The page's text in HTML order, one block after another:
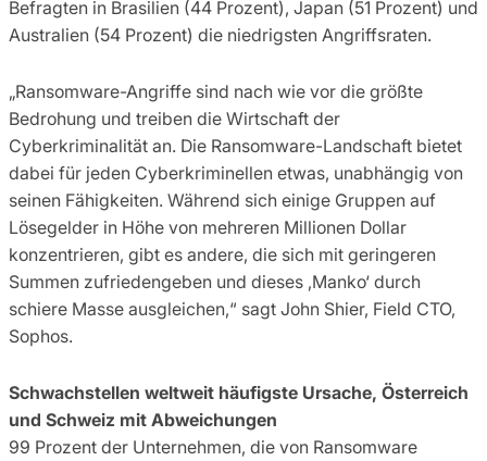
Befragten in Brasilien (44 Prozent), Japan (51 Prozent) und
Australien (54 Prozent) die niedrigsten Angriffsraten.
„Ransomware-Angriffe sind nach wie vor die größte
Bedrohung und treiben die Wirtschaft der
Cyberkriminalität an. Die Ransomware-Landschaft bietet
dabei für jeden Cyberkriminellen etwas, unabhängig von
seinen Fähigkeiten. Während sich einige Gruppen auf
Lösegelder in Höhe von mehreren Millionen Dollar
konzentrieren, gibt es andere, die sich mit geringeren
Summen zufriedengeben und dieses ‚Manko‘ durch
schiere Masse ausgleichen,“ sagt John Shier, Field CTO,
Sophos.
Schwachstellen weltweit häufigste Ursache, Österreich
und Schweiz mit Abweichungen
99 Prozent der Unternehmen, die von Ransomware